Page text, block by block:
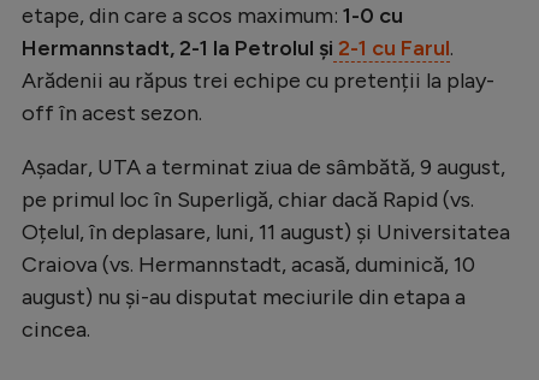
Formula 1
Gimnastică
Auto
Rugby
Ciclism
Alte sporturi
JO 2024
etape, din care a scos maximum: 1-0 cu
Hermannstadt, 2-1 la Petrolul și 2-1 cu Farul.
Arădenii au răpus trei echipe cu pretenții la play-
off în acest sezon.
Așadar, UTA a terminat ziua de sâmbătă, 9 august,
pe primul loc în Superligă, chiar dacă Rapid (vs.
Oțelul, în deplasare, luni, 11 august) și Universitatea
Craiova (vs. Hermannstadt, acasă, duminică, 10
august) nu și-au disputat meciurile din etapa a
cincea.